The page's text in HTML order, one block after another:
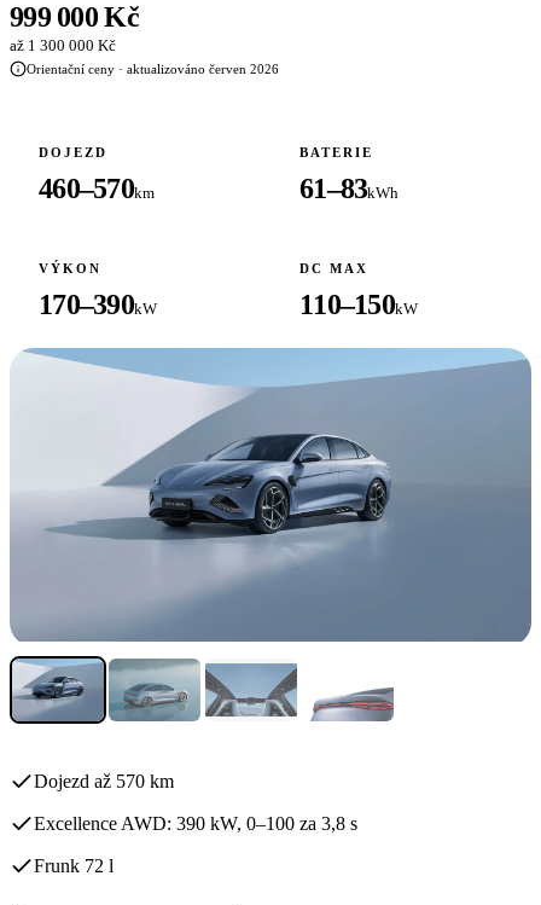
999 000 Kč
až 1 300 000 Kč
Orientační ceny · aktualizováno červen 2026
DOJEZD
460–570km
BATERIE
61–83kWh
VÝKON
170–390kW
DC MAX
110–150kW
Dojezd až 570 km
Excellence AWD: 390 kW, 0–100 za 3,8 s
Frunk 72 l